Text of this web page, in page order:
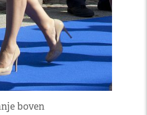
boven